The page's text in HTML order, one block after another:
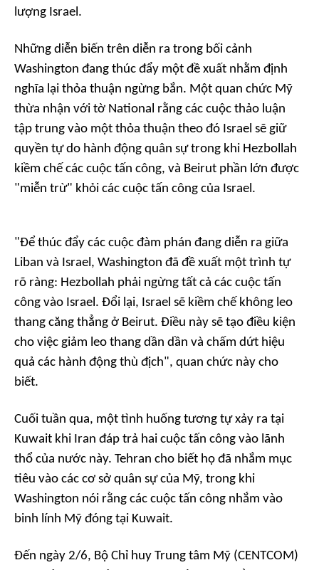
lượng Israel.
Những diễn biến trên diễn ra trong bối cảnh
Washington đang thúc đẩy một đề xuất nhằm định
nghĩa lại thỏa thuận ngừng bắn. Một quan chức Mỹ
thừa nhận với tờ National rằng các cuộc thảo luận
tập trung vào một thỏa thuận theo đó Israel sẽ giữ
quyền tự do hành động quân sự trong khi Hezbollah
kiềm chế các cuộc tấn công, và Beirut phần lớn được
"miễn trừ" khỏi các cuộc tấn công của Israel.
"Để thúc đẩy các cuộc đàm phán đang diễn ra giữa
Liban và Israel, Washington đã đề xuất một trình tự
rõ ràng: Hezbollah phải ngừng tất cả các cuộc tấn
công vào Israel. Đổi lại, Israel sẽ kiềm chế không leo
thang căng thẳng ở Beirut. Điều này sẽ tạo điều kiện
cho việc giảm leo thang dần dần và chấm dứt hiệu
quả các hành động thù địch", quan chức này cho
biết.
Cuối tuần qua, một tình huống tương tự xảy ra tại
Kuwait khi Iran đáp trả hai cuộc tấn công vào lãnh
thổ của nước này. Tehran cho biết họ đã nhắm mục
tiêu vào các cơ sở quân sự của Mỹ, trong khi
Washington nói rằng các cuộc tấn công nhắm vào
binh lính Mỹ đóng tại Kuwait.
Đến ngày 2/6, Bộ Chỉ huy Trung tâm Mỹ (CENTCOM)